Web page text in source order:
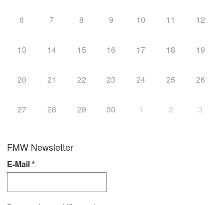
6 7 8 9 10 11 12
13 14 15 16 17 18 19
20 21 22 23 24 25 26
27 28 29 30 1 2 3
FMW Newsletter
E-Mail*